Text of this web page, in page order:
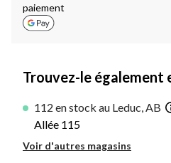
paiement
Trouvez-le également
112 en stock au Leduc, AB
Allée 115
Voir d'autres magasins